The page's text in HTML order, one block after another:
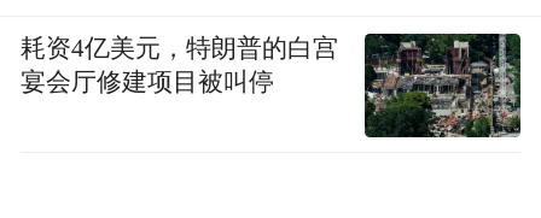
耗资4亿美元，特朗普的白宫
宴会厅修建项目被叫停